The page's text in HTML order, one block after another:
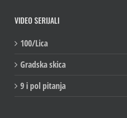
VIDEO SERIJALI
100/Lica
Gradska skica